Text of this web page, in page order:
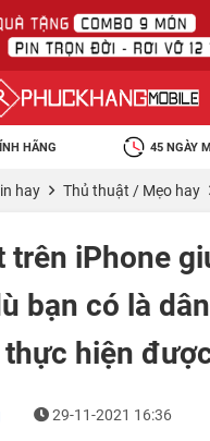
HÃNG 45 NGÀY
hay Thủ thuật / Mẹo hay
trên iPhone
bạn có là
hiện
29-11-2021 16:36